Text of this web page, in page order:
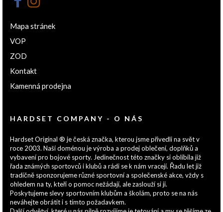
Mapa stránek
VOP
ZOD
Kontakt
Kamenná prodejna
HARDSET COMPANY - O NÁS
Hardset Original ® je česká značka, kterou jsme přivedli na svět v
roce 2003. Naší doménou je výroba a prodej oblečení, doplňků a
vybavení pro bojové sporty. Jedinečnost této značky si oblíbila již
řada známých sportovců i klubů a rádi se k nám vracejí. Řadu let již
tradičně sponzorujeme různé sportovní a společenské akce, vždy s
ohledem na ty, kteří o pomoc nežádají, ale zaslouží si ji.
Poskytujeme slevy sportovním klubům a školám, proto se na nás
neváhejte obrátit i s tímto požadavkem.